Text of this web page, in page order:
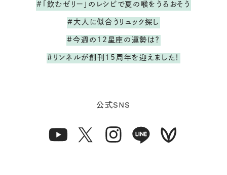
#「飲むゼリー」のレシピで夏の喉をうるおそう
#大人に似合うリュック探し
#今週の12星座の運勢は？
#リンネルが創刊15周年を迎えました！
公式SNS